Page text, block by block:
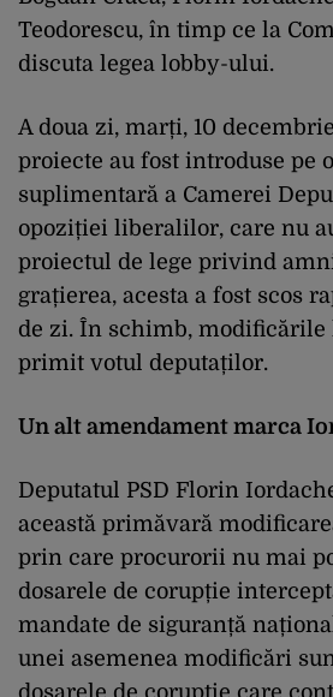
Teodorescu, în timp ce la
discuta legea lobby-ului.
A doua zi, marți, 10
proiecte au fost introduse pe
suplimentară a Camerei
opoziției liberalilor, care nu
proiectul de lege privind
grațierea, acesta a fost scos
de zi. În schimb, modificările
primit votul deputaților.
Un alt amendament marca
Deputatul PSD Florin
această primăvară
prin care procurorii nu mai
dosarele de corupție
mandate de siguranță
unei asemenea modificări
dosarele de corupție care